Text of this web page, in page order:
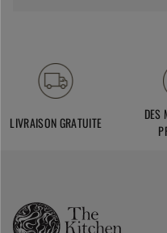
LIVRAISON GRATUITE
DES